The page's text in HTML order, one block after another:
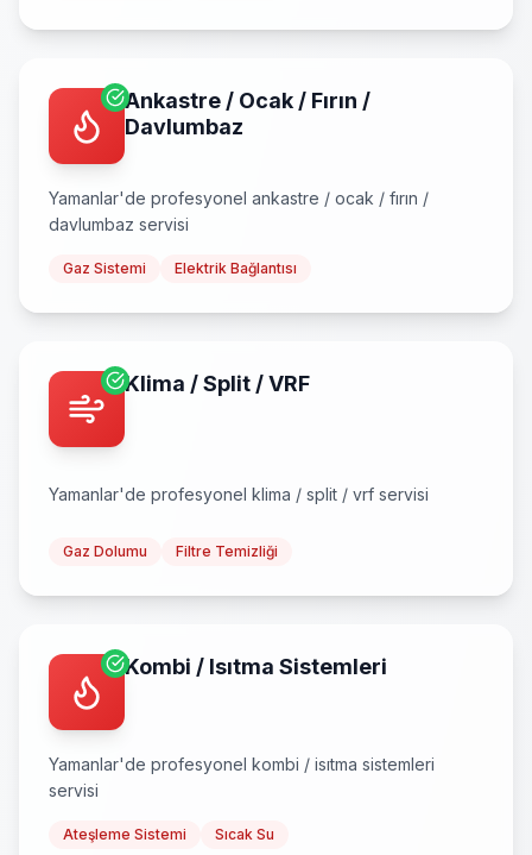
Ankastre / Ocak / Fırın /
Davlumbaz
Yamanlar'de profesyonel ankastre / ocak / fırın /
davlumbaz servisi
Gaz Sistemi Elektrik Bağlantısı
Klima / Split / VRF
Yamanlar'de profesyonel klima / split / vrf servisi
Gaz Dolumu Filtre Temizliği
Kombi / Isıtma Sistemleri
Yamanlar'de profesyonel kombi / isıtma sistemleri
servisi
Ateşleme Sistemi Sıcak Su